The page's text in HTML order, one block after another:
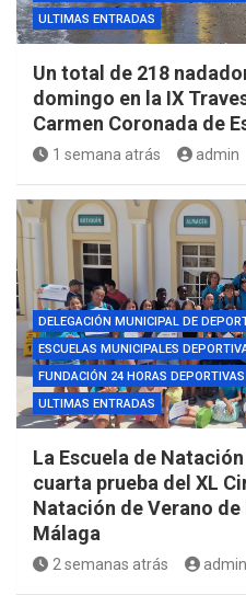
ULTIMAS ENTRADAS
Un total de 218
domingo en la IX
Carmen Coronada de
1 semana atrás admin
DELEGACIÓN MUNICIPAL DE
ESCUELAS MUNICIPALES
FUNDACIÓN 24 HORAS DEPORTIVAS
ULTIMAS ENTRADAS
La Escuela de
cuarta prueba del XL
Natación de Verano
Málaga
2 semanas atrás admin